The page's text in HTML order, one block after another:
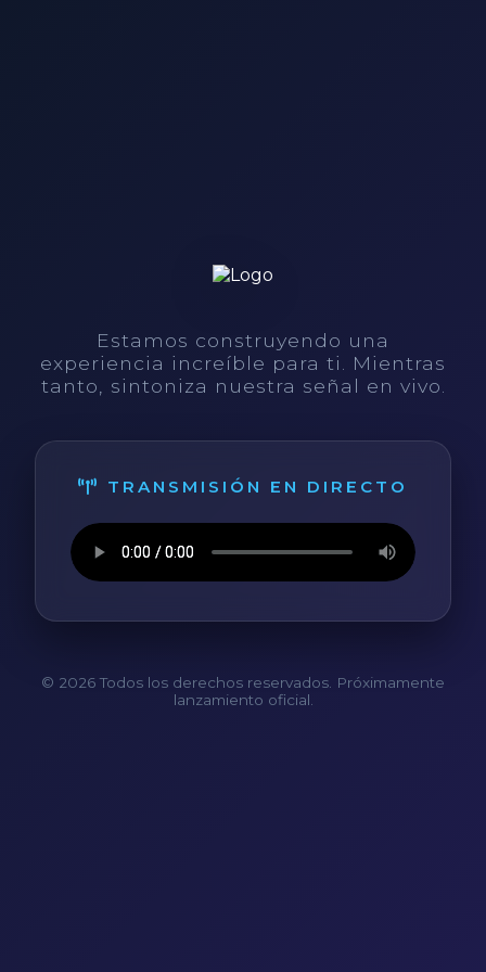
Estamos construyendo una
experiencia increíble para ti. Mientras
tanto, sintoniza nuestra señal en vivo.
TRANSMISIÓN EN DIRECTO
© 2026 Todos los derechos reservados. Próximamente
lanzamiento oficial.